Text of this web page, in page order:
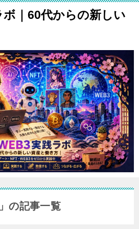
｜60代からの新しい
の記事一覧